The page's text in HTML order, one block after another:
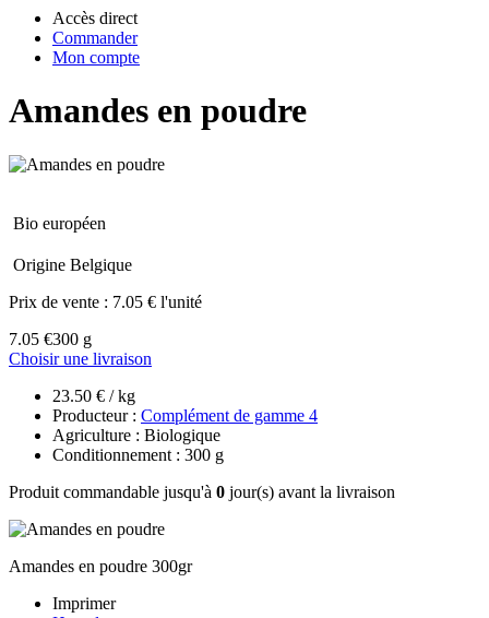
Accès direct
Commander
Mon compte
Amandes en poudre
Bio européen
Origine Belgique
Prix de vente : 7.05 € l'unité
7.05 €300 g
Choisir une livraison
23.50 € / kg
Producteur : Complément de gamme 4
Agriculture : Biologique
Conditionnement : 300 g
Produit commandable jusqu'à 0 jour(s) avant la livraison
Amandes en poudre 300gr
Imprimer